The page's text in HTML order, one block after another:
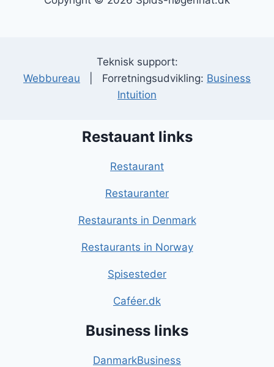
Teknisk support:
Webbureau | Forretningsudvikling: Business
Intuition
Restauant links
Restaurant
Restauranter
Restaurants in Denmark
Restaurants in Norway
Spisesteder
Caféer.dk
Business links
DanmarkBusiness